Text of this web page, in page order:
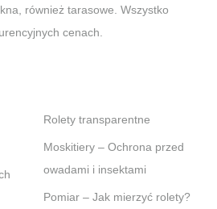
również tarasowe. Wszystko
cenach.
Rolety transparentne
Moskitiery – Ochrona przed
owadami i insektami
Pomiar – Jak mierzyć rolety?